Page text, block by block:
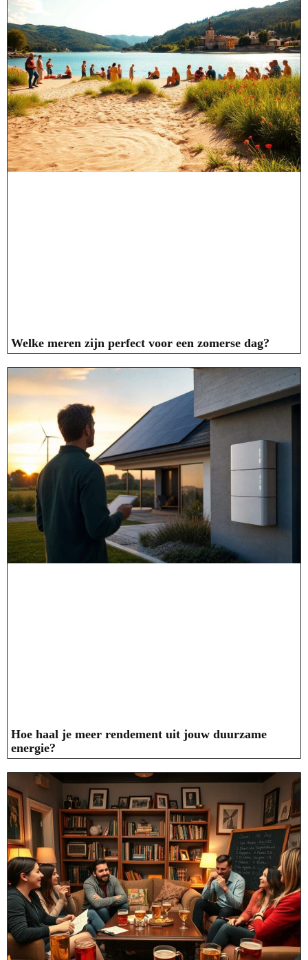
Welke meren zijn perfect voor een zomerse dag?
Hoe haal je meer rendement uit jouw duurzame
energie?